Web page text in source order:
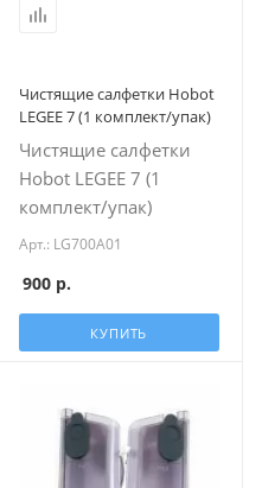
Чистящие салфетки Hobot
LEGEE 7 (1 комплект/упак)
Чистящие салфетки
Hobot LEGEE 7 (1
комплект/упак)
Арт.: LG700A01
900р.
КУПИТЬ